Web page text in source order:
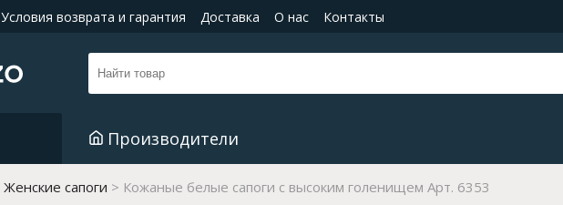
Условия возврата и гарантия Доставка О нас Контакты
Производители
Женские сапоги Кожаные белые сапоги с высоким голенищем Арт. 6353